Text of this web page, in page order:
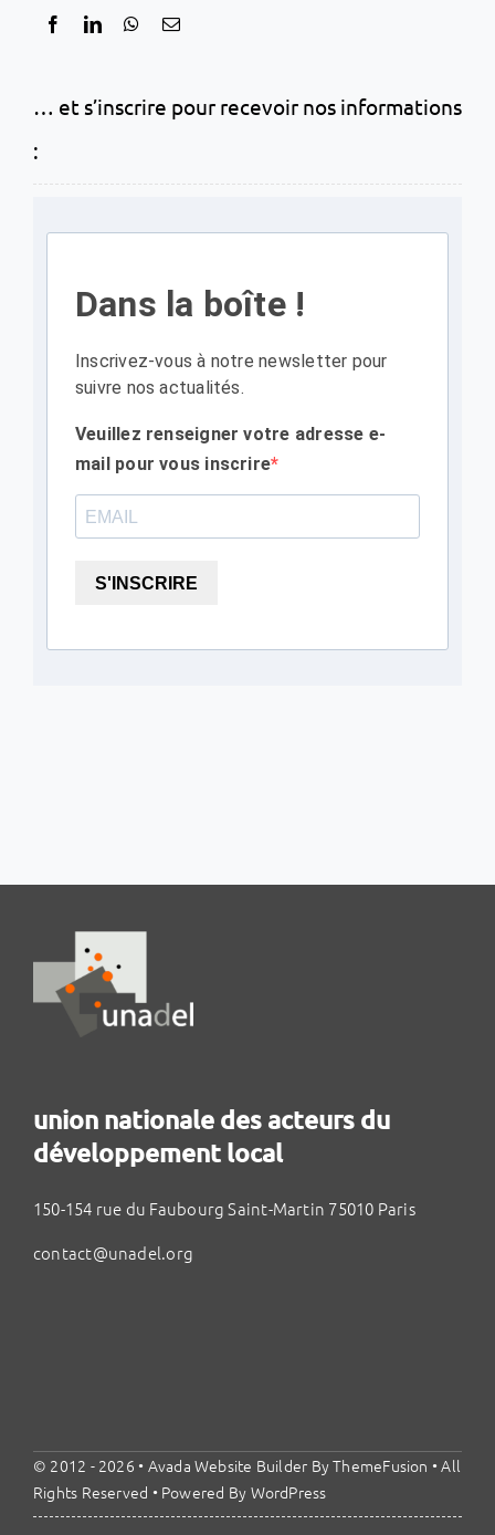
… et s’inscrire pour recevoir nos informations
:
Dans la boîte !
Inscrivez-vous à notre newsletter pour
suivre nos actualités.
Veuillez renseigner votre adresse e-
mail pour vous inscrire
S'INSCRIRE
union nationale des acteurs du
développement local
150-154 rue du Faubourg Saint-Martin 75010 Paris
contact@unadel.org
© 2012 - 2026 • Avada Website Builder ByThemeFusion • All
Rights Reserved • Powered By WordPress